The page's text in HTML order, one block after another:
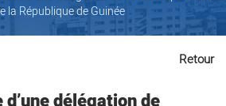
la République de Guinée
Retour
d’une délégation de